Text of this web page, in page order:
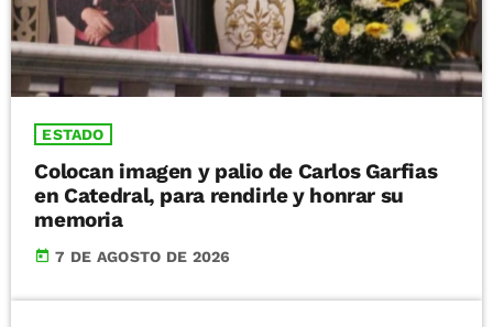
ESTADO
Colocan imagen y palio de Carlos Garfias
en Catedral, para rendirle y honrar su
memoria
today 7 DE AGOSTO DE 2026